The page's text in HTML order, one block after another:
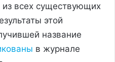
всех существующих
этой
название
в журнале